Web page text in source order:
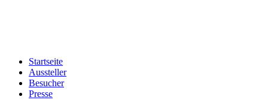
Startseite
Aussteller
Besucher
Presse